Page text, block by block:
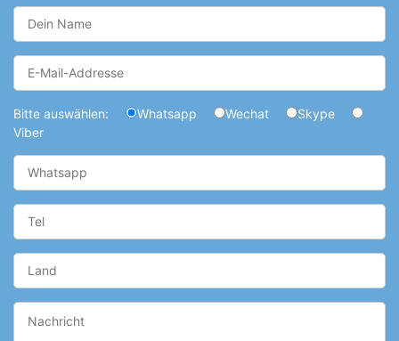
Bitte auswählen: Whatsapp Wechat
Skype
Viber